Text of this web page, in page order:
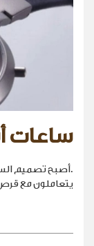
ساعات
.أصبح تصميم
يتعاملون مع